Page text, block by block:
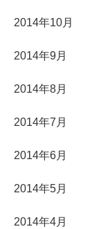
2014年10月
2014年9月
2014年8月
2014年7月
2014年6月
2014年5月
2014年4月